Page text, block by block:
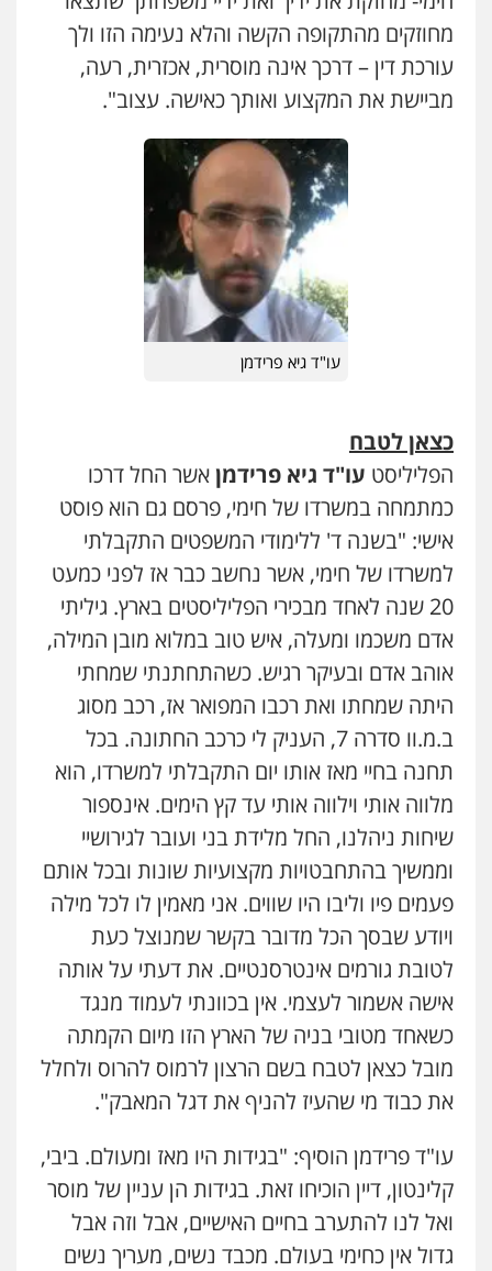
מחוזקים מהתקופה הקשה והלא נעימה הזו ולך
עורכת דין – דרכך אינה מוסרית, אכזרית, רעה,
מביישת את המקצוע ואותך כאישה. עצוב".
עו"ד גיא פרידמן
כצאן לטבח
הפליליסט עו"ד גיא פרידמןאשר החל דרכו
כמתמחה במשרדו של חימי, פרסם גם הוא פוסט
אישי: "בשנה ד' ללימודי המשפטים התקבלתי
למשרדו של חימי, אשר נחשב כבר אז לפני כמעט
20 שנה לאחד מבכירי הפליליסטים בארץ. גיליתי
אדם משכמו ומעלה, איש טוב במלוא מובן המילה,
אוהב אדם ובעיקר רגיש. כשהתחתנתי שמחתי
היתה שמחתו ואת רכבו המפואר אז, רכב מסוג
ב.מ.וו סדרה 7, העניק לי כרכב החתונה. בכל
תחנה בחיי מאז אותו יום התקבלתי למשרדו, הוא
מלווה אותי וילווה אותי עד קץ הימים. אינספור
שיחות ניהלנו, החל מלידת בני ועובר לגירושיי
וממשיך בהתחבטויות מקצועיות שונות ובכל אותם
פעמים פיו וליבו היו שווים. אני מאמין לו לכל מילה
ויודע שבסך הכל מדובר בקשר שמנוצל כעת
לטובת גורמים אינטרסנטיים. את דעתי על אותה
אישה אשמור לעצמי. אין בכוונתי לעמוד מנגד
כשאחד מטובי בניה של הארץ הזו מיום הקמתה
מובל כצאן לטבח בשם הרצון לרמוס להרוס ולחלל
את כבוד מי שהעיז להניף את דגל המאבק".
עו"ד פרידמן הוסיף: "בגידות היו מאז ומעולם. ביבי,
קלינטון, דיין הוכיחו זאת. בגידות הן עניין של מוסר
ואל לנו להתערב בחיים האישיים, אבל וזה אבל
גדול אין כחימי בעולם. מכבד נשים, מעריך נשים
עו"ד יניב זוסמן
פלילי כלכלי פשיעה חמורה מעצרים
וחקירות
0525199949
עו"ד אורי רינצקי
פלילי כלכלי ניהול משפטים
0506216813
שחר לדובסקי, עו"ד
מעצרים וחקירות עבירות המתה
דין לענייני אסירים
עו"ד מירב נוסבוים
פלילי מעצרים וחקירות נוער עורכי דין
לענייני אסירים
0522331443